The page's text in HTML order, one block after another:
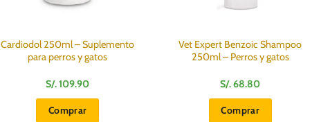
Cardiodol 250ml – Suplemento
para perros y gatos
S/.109.90
Comprar
Vet Expert Benzoic Shampoo
250ml – Perros y gatos
S/.68.80
Comprar